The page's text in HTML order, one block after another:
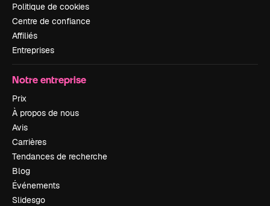
Politique de cookies
Centre de confiance
Affiliés
Entreprises
Notre entreprise
Prix
À propos de nous
Avis
Carrières
Tendances de recherche
Blog
Événements
Slidesgo